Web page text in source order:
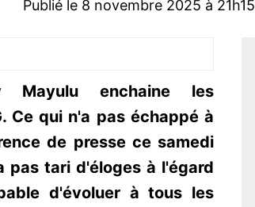
Publié le 8 novembre 2025 à 21h15
Mayulu enchaine les
Ce qui n'a pas échappé à
de presse ce samedi
pas tari d'éloges à l'égard
d'évoluer à tous les